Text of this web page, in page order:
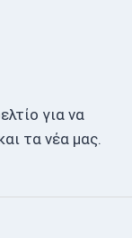
για να
τα νέα μας.